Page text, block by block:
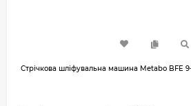
Стрічкова шліфувальна машина Metabo BFE